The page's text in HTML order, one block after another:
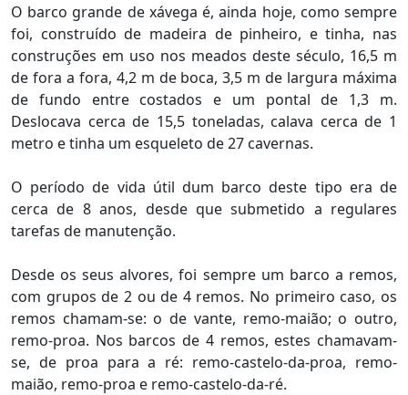
O barco grande de xávega é, ainda hoje, como sempre
foi, construído de madeira de pinheiro, e tinha, nas
construções em uso nos meados deste século, 16,5 m
de fora a fora, 4,2 m de boca, 3,5 m de largura máxima
de fundo entre costados e um pontal de 1,3 m.
Deslocava cerca de 15,5 toneladas, calava cerca de 1
metro e tinha um esqueleto de 27 cavernas.
O período de vida útil dum barco deste tipo era de
cerca de 8 anos, desde que submetido a regulares
tarefas de manutenção.
Desde os seus alvores, foi sempre um barco a remos,
com grupos de 2 ou de 4 remos. No primeiro caso, os
remos chamam-se: o de vante, remo-maião; o outro,
remo-proa. Nos barcos de 4 remos, estes chamavam-
se, de proa para a ré: remo-castelo-da-proa, remo-
maião, remo-proa e remo-castelo-da-ré.